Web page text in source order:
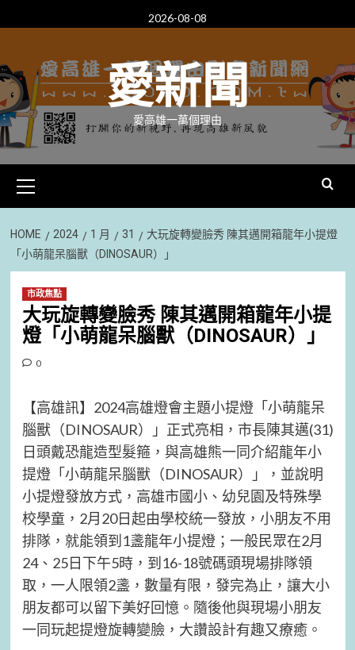
to
2026-08-08
愛新聞
愛高雄一萬個理由
Menu
HOME 2024 1 月 31
大玩旋轉變臉秀 陳其邁開箱龍年小提燈
「小萌龍呆腦獸（DINOSAUR）」
市政焦點
大玩旋轉變臉秀 陳其邁開箱龍年小提
燈「小萌龍呆腦獸（DINOSAUR）」
0
【高雄訊】2024高雄燈會主題小提燈「小萌龍呆
腦獸（DINOSAUR）」正式亮相，市長陳其邁(31)
日頭戴恐龍造型髮箍，與高雄熊一同介紹龍年小
提燈「小萌龍呆腦獸（DINOSAUR）」，並說明
小提燈發放方式，高雄市國小、幼兒園及特殊學
校學童，2月20日起由學校統一發放，小朋友不用
排隊，就能領到1盞龍年小提燈；一般民眾在2月
24、25日下午5時，到16-18號碼頭現場排隊領
取，一人限領2盞，數量有限，發完為止，讓大小
朋友都可以留下美好回憶。隨後他與現場小朋友
一同玩起提燈旋轉變臉，大讚設計有趣又療癒。